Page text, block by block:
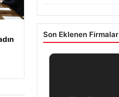
Son Eklenen Firmalar